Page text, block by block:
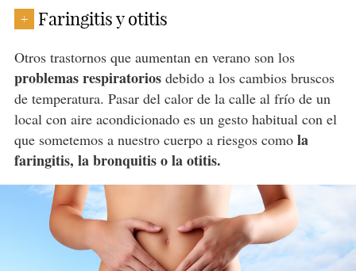
+ Faringitis y otitis
Otros trastornos que aumentan en verano son los
problemas respiratoriosdebido a los cambios bruscos
de temperatura. Pasar del calor de la calle al frío de un
local con aire acondicionado es un gesto habitual con el
que sometemos a nuestro cuerpo a riesgos como la
faringitis, la bronquitis o la otitis.